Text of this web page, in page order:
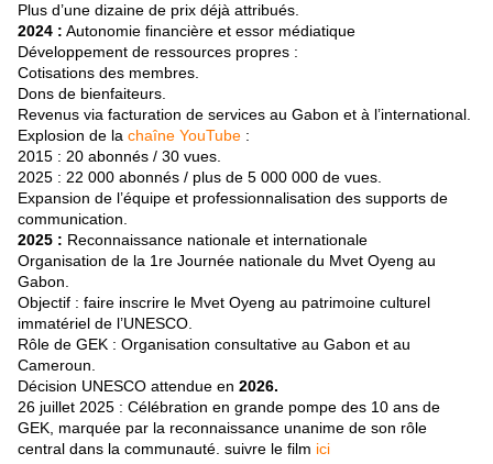
Plus d’une dizaine de prix déjà attribués.
2024 : Autonomie financière et essor médiatique
Développement de ressources propres :
Cotisations des membres.
Dons de bienfaiteurs.
Revenus via facturation de services au Gabon et à l’international.
Explosion de la chaîne YouTube :
2015 : 20 abonnés / 30 vues.
2025 : 22 000 abonnés / plus de 5 000 000 de vues.
Expansion de l’équipe et professionnalisation des supports de
communication.
2025 : Reconnaissance nationale et internationale
Organisation de la 1re Journée nationale du Mvet Oyeng au
Gabon.
Objectif : faire inscrire le Mvet Oyeng au patrimoine culturel
immatériel de l’UNESCO.
Rôle de GEK : Organisation consultative au Gabon et au
Cameroun.
Décision UNESCO attendue en 2026.
26 juillet 2025 : Célébration en grande pompe des 10 ans de
GEK, marquée par la reconnaissance unanime de son rôle
central dans la communauté. suivre le film ici